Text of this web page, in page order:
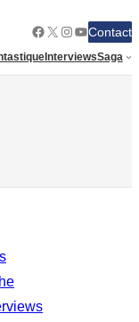
Facebook
X Instagram
YouTube
Contact
InterviewsSaga